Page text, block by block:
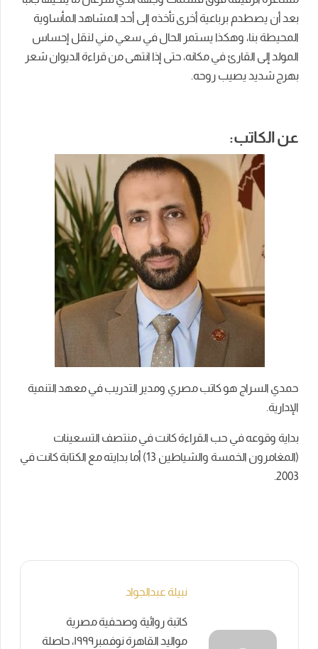
بعد أن يصطدم برباعية أخرى تأخذه إلى أحد المشاهد المأساوية
المحيطة بنا، وهكذا يستمر الحال في سعي مني لنقل إحساس
المولد إلى القارئ في مكانه، حتى إذا انتهى من قراءة الديوان شعر
بهرج شديد يصيب روحه.
عن الكاتب:
حمدي السراج هو كاتب مصري ومدير التدريب في معهد التنمية
الإدارية.
بداية وقوعه في حب القراءة كانت في منتصف التسعينات
(المغامرون الخمسة والشياطين 13) أما بدايته مع الكتابة كانت في
2003.
نبيلة عبدالجواد
كاتبة روائية وصحفية مصرية
مواليد القاهرة نوفمبر١٩٩٩، حاصلة